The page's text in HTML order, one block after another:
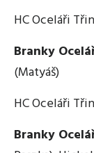
HC Oceláři
Branky
(Matyáš)
HC Oceláři
Branky